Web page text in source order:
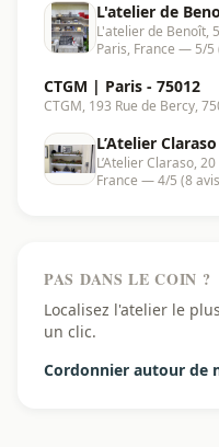
L'atelier de
L'atelier de Benoît,
Paris, France — 5/5
CTGM | Paris - 75012
CTGM, 193 Rue de Bercy,
L’Atelier
L’Atelier Claraso,
France — 4/5 (8
PAS DANS LE COIN ?
Localisez l'atelier le
un clic.
Cordonnier autour de